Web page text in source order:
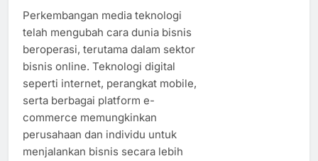
Perkembangan media teknologi
telah mengubah cara dunia bisnis
beroperasi, terutama dalam sektor
bisnis online. Teknologi digital
seperti internet, perangkat mobile,
serta berbagai platform e-
commerce memungkinkan
perusahaan dan individu untuk
menjalankan bisnis secara lebih